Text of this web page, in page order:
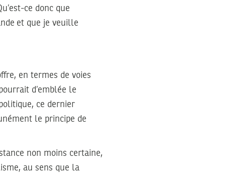
ce donc que
et que je veuille
en termes de voies
d’emblée le
ce dernier
le principe de
non moins certaine,
au sens que la